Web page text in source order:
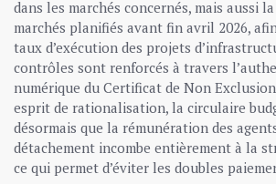
dans les marchés concernés, mais aussi
marchés planifiés avant fin avril 2026,
taux d’exécution des projets
contrôles sont renforcés à travers
numérique du Certificat de Non
esprit de rationalisation, la circulaire
désormais que la rémunération des
détachement incombe entièrement à la
ce qui permet d’éviter les doubles